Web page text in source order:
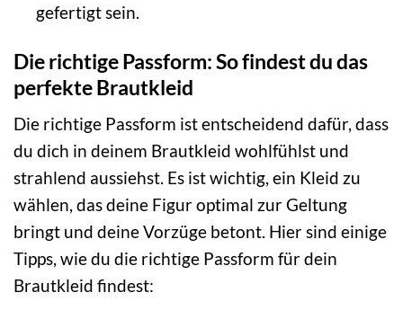
gefertigt sein.
Die richtige Passform: So findest du das
perfekte Brautkleid
Die richtige Passform ist entscheidend dafür, dass
du dich in deinem Brautkleid wohlfühlst und
strahlend aussiehst. Es ist wichtig, ein Kleid zu
wählen, das deine Figur optimal zur Geltung
bringt und deine Vorzüge betont. Hier sind einige
Tipps, wie du die richtige Passform für dein
Brautkleid findest: